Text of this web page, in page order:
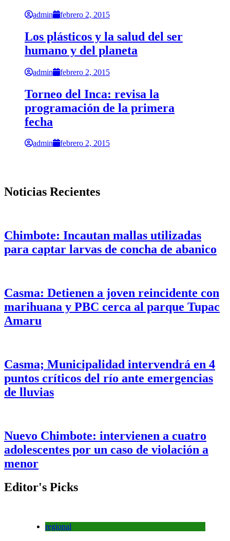
admin febrero 2, 2015
Los plásticos y la salud del ser
humano y del planeta
admin febrero 2, 2015
Torneo del Inca: revisa la
programación de la primera
fecha
admin febrero 2, 2015
Noticias Recientes
Chimbote: Incautan mallas utilizadas
para captar larvas de concha de abanico
Casma: Detienen a joven reincidente con
marihuana y PBC cerca al parque Tupac
Amaru
Casma; Municipalidad intervendrá en 4
puntos críticos del río ante emergencias
de lluvias
Nuevo Chimbote: intervienen a cuatro
adolescentes por un caso de violación a
menor
Editor's Picks
regional